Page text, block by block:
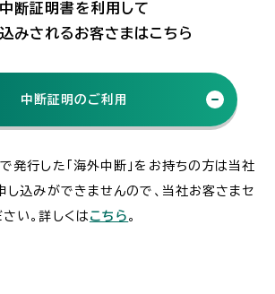
中断証明書を利用して
みされるお客さまはこちら
中断証明のご利用
発行した「海外中断」をお持ちの方は当社
し込みができませんので、当社お客さまセ
い。詳しくは こちら 。